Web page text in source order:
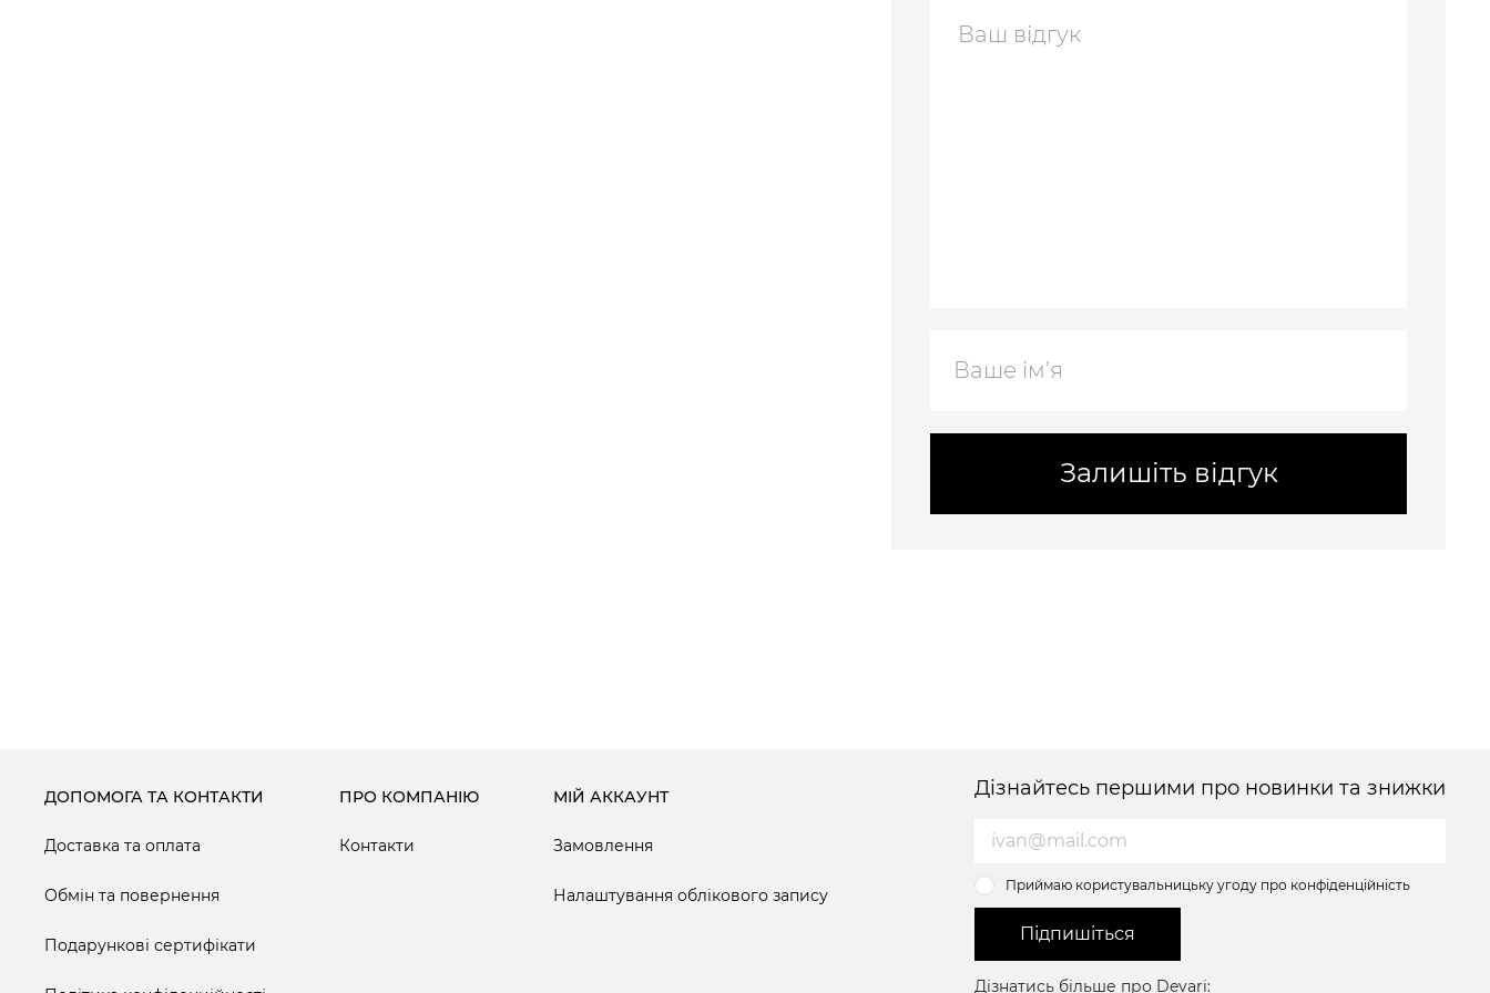
Залишіть відгук
ДОПОМОГА ТА КОНТАКТИ
Доставка та оплата
Обмін та повернення
Подарункові сертифікати
ПРО КОМПАНІЮ
Контакти
МІЙ АККАУНТ
Замовлення
Налаштування облікового запису
Дізнайтесь першими про новинки та знижки
Приймаю користувальницьку угоду про конфіденційність
Підпишіться
Дізнатись більше про Devari: